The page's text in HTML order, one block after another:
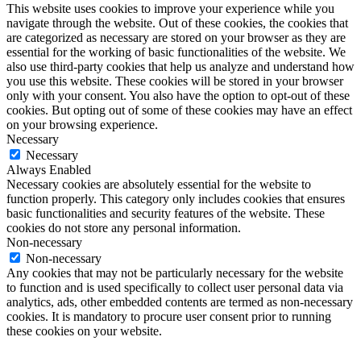
This website uses cookies to improve your experience while you
navigate through the website. Out of these cookies, the cookies that
are categorized as necessary are stored on your browser as they are
essential for the working of basic functionalities of the website. We
also use third-party cookies that help us analyze and understand how
you use this website. These cookies will be stored in your browser
only with your consent. You also have the option to opt-out of these
cookies. But opting out of some of these cookies may have an effect
on your browsing experience.
Necessary
Necessary
Always Enabled
Necessary cookies are absolutely essential for the website to
function properly. This category only includes cookies that ensures
basic functionalities and security features of the website. These
cookies do not store any personal information.
Non-necessary
Non-necessary
Any cookies that may not be particularly necessary for the website
to function and is used specifically to collect user personal data via
analytics, ads, other embedded contents are termed as non-necessary
cookies. It is mandatory to procure user consent prior to running
these cookies on your website.